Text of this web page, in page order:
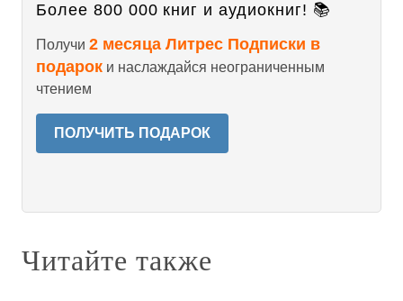
Более 800 000 книг и аудиокниг! 📚
Получи 2 месяца Литрес Подписки в
подарок и наслаждайся неограниченным
чтением
ПОЛУЧИТЬ ПОДАРОК
Читайте также